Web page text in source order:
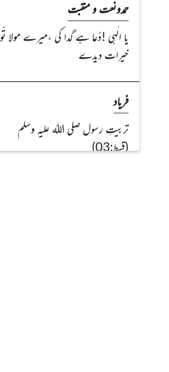
حمدونعت و منقبت
یا الٰہی !دُعا ہے گدا کی ،میرے مولا تُو
خیرات دیدے
فریاد
تربیتِ رسول صلی اللہ علیہ وسلم
(قسط:03)